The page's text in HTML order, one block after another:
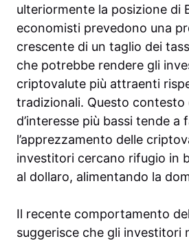
ulteriormente la posizione di
economisti prevedono una
crescente di un taglio dei
che potrebbe rendere gli
criptovalute più attraenti
tradizionali. Questo contesto
d’interesse più bassi tende a
l’apprezzamento delle
investitori cercano rifugio in
al dollaro, alimentando la
Il recente comportamento
suggerisce che gli investitori